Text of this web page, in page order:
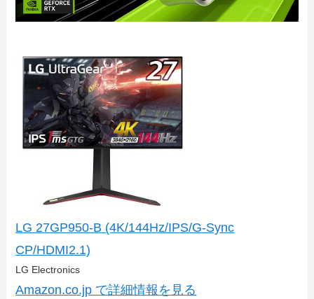
LG 27GP950-B (4K/144Hz/IPS/G-Sync
CP/HDMI2.1)
LG Electronics
Amazon.co.jp で詳細情報を見る